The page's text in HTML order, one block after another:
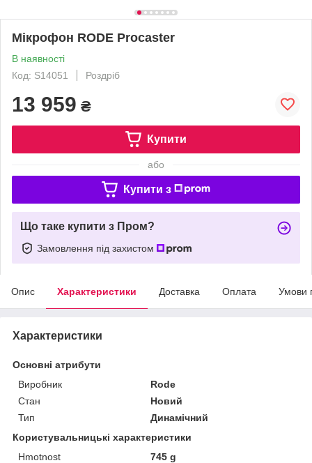
Мікрофон RODE Procaster
В наявності
Код: S14051
Роздріб
13 959 ₴
Купити
або
Купити з
Що таке купити з Пром?
Замовлення під захистом
Опис Характеристики Доставка Оплата Умови
Характеристики
Основні атрибути
Виробник
Rode
Стан
Новий
Тип
Динамічний
Користувальницькі характеристики
Hmotnost
745 g